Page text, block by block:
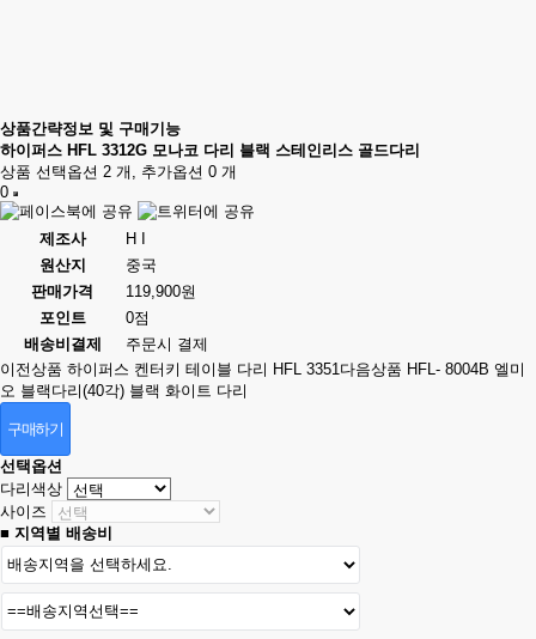
상품간략정보 및 구매기능
하이퍼스 HFL 3312G 모나코 다리 블랙 스테인리스 골드다리
상품 선택옵션 2 개, 추가옵션 0 개
0
제조사
H I
원산지
중국
판매가격
119,900원
포인트
0점
배송비결제
주문시 결제
이전상품 하이퍼스 켄터키 테이블 다리 HFL 3351다음상품 HFL- 8004B 엘미
오 블랙다리(40각) 블랙 화이트 다리
구매하기
선택옵션
다리색상
사이즈
■ 지역별 배송비